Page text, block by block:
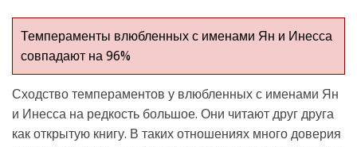
Темпераменты влюбленных с именами Ян и Инесса
совпадают на 96%
Сходство темпераментов у влюбленных с именами Ян
и Инесса на редкость большое. Они читают друг друга
как открытую книгу. В таких отношениях много доверия